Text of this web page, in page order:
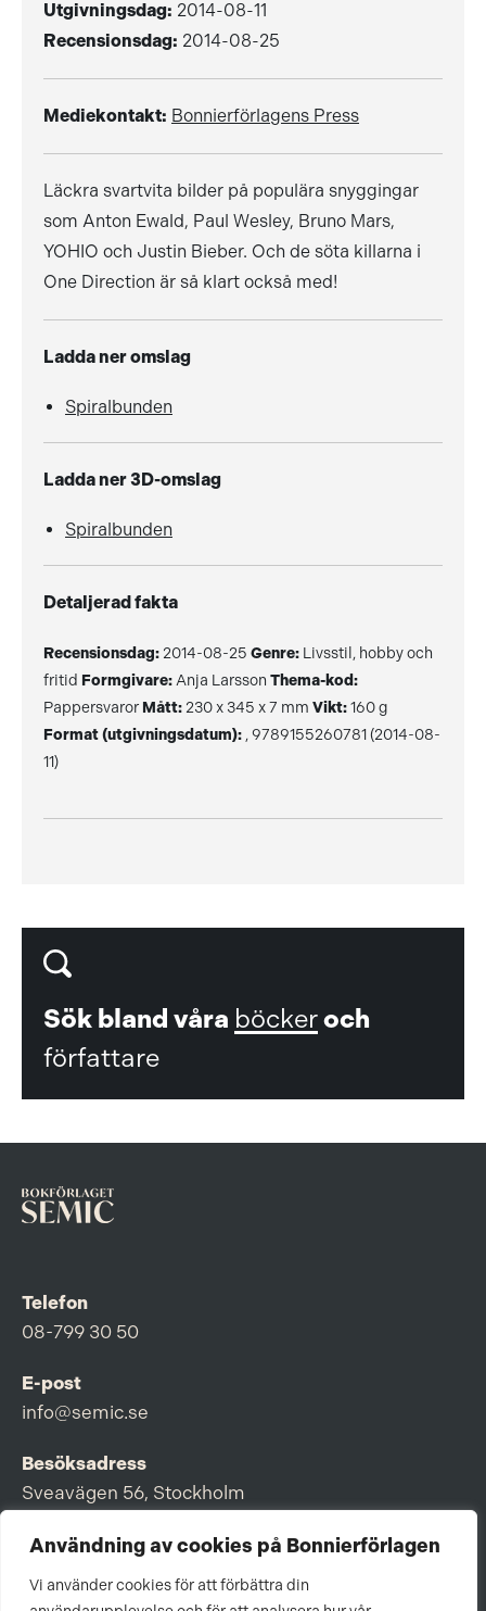
Användning av cookies på Bonnierförlagen
Vi använder cookies för att förbättra din
Utgivningsdag: 2014-08-11
Recensionsdag: 2014-08-25
Mediekontakt: Bonnierförlagens Press
Läckra svartvita bilder på populära snyggingar
som Anton Ewald, Paul Wesley, Bruno Mars,
YOHIO och Justin Bieber. Och de söta killarna i
One Direction är så klart också med!
Ladda ner omslag
Spiralbunden
Ladda ner 3D-omslag
Spiralbunden
Detaljerad fakta
Recensionsdag: 2014-08-25 Genre: Livsstil, hobby och
fritid Formgivare: Anja Larsson Thema-kod:
Pappersvaror Mått: 230 x 345 x 7 mm Vikt:160 g
Format (utgivningsdatum): , 9789155260781 (2014-08-
11)
Sök bland våra böckeroch
författare
Telefon
08-799 30 50
E-post
info@semic.se
Besöksadress
Sveavägen 56, Stockholm
Postadress
Box 3159, 103 63 Stockholm